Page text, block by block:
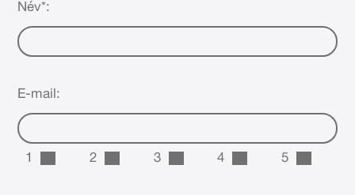
Név*:
E-mail:
1 2 3 4 5